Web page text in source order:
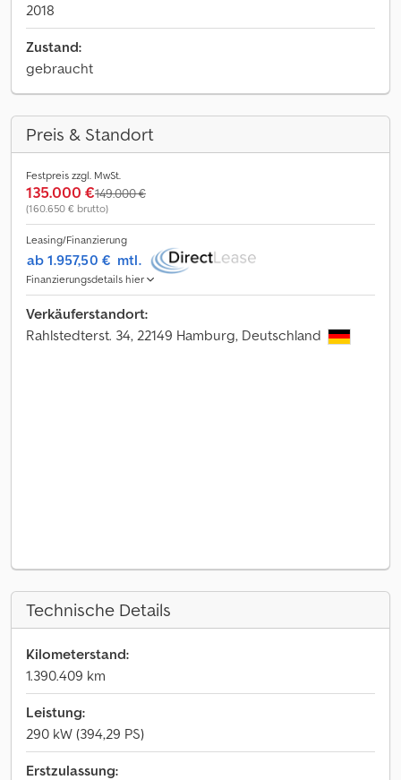
2018
Zustand:
gebraucht
Preis & Standort
Festpreis zzgl. MwSt.
135.000 €149.000 €
(160.650 € brutto)
Leasing/Finanzierung
ab 1.957,50 € mtl.
Finanzierungsdetails hier
Verkäuferstandort:
Rahlstedterst. 34, 22149 Hamburg, Deutschland
Technische Details
Kilometerstand:
1.390.409 km
Leistung:
290 kW (394,29 PS)
Erstzulassung: